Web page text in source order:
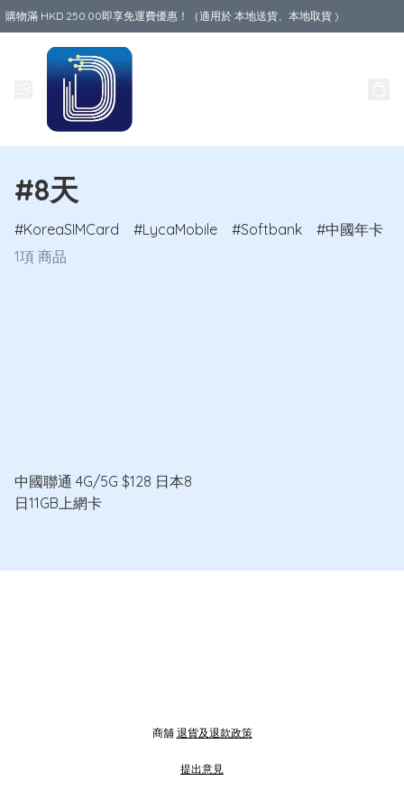
購物滿 HKD 250.00即享免運費優惠！（適用於 本地送貨、本地取貨 )
#8天
KoreaSIMCard LycaMobile Softbank
中國年卡
1項 商品
中國聯通 4G/5G $128 日本8
日11GB上網卡
商舖 退貨及退款政策
提出意見